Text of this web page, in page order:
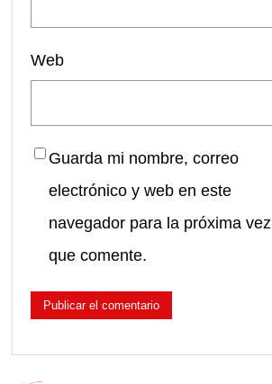
Web
Guarda mi nombre, correo
electrónico y web en este
navegador para la próxima vez
que comente.